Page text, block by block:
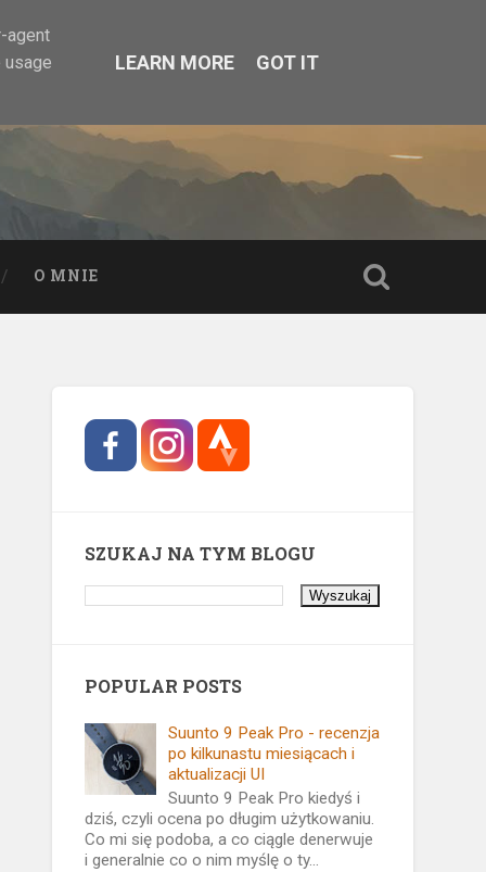
O MNIE
SZUKAJ NA TYM BLOGU
POPULAR POSTS
Suunto 9 Peak Pro - recenzja
po kilkunastu miesiącach i
aktualizacji UI
Suunto 9 Peak Pro kiedyś i
dziś, czyli ocena po długim użytkowaniu.
Co mi się podoba, a co ciągle denerwuje
i generalnie co o nim myślę o ty...
agent
usage
LEARN MORE GOT IT